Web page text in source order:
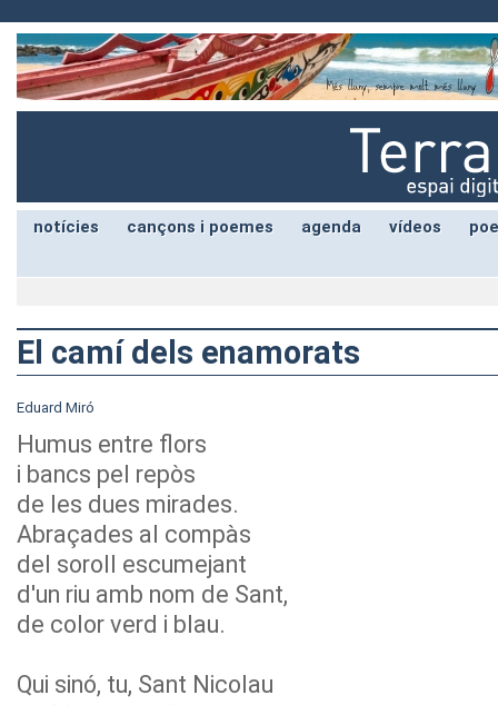
notícies cançons i poemes agenda vídeos
El camí dels enamorats
Eduard Miró
Humus entre flors
i bancs pel repòs
de les dues mirades.
Abraçades al compàs
del soroll escumejant
d'un riu amb nom de Sant,
de color verd i blau.
Qui sinó, tu, Sant Nicolau